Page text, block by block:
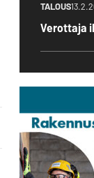
TALOUS
Verottaja